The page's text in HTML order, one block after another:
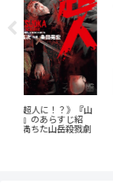
『先生、僕たちは殺
ん。』徹底解説：優
の無慈悲な復讐劇